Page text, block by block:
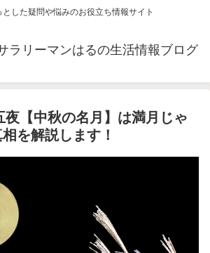
とした疑問や悩みのお役立ち情報サイト
ラリーマンはるの生活情報ブログ
夜【中秋の名月】は満月じゃ
相を解説します！